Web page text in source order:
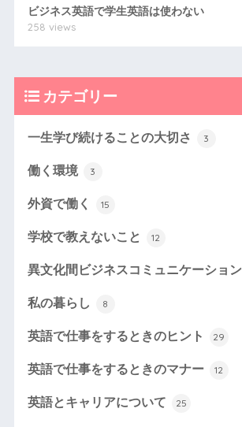
ビジネス英語で学生英語は使わない
258 views
カテゴリー
一生学び続けることの大切さ 3
働く環境 3
外資で働く 15
学校で教えないこと 12
異文化間ビジネスコミュニケーション
私の暮らし 8
英語で仕事をするときのヒント 29
英語で仕事をするときのマナー 12
英語とキャリアについて 25